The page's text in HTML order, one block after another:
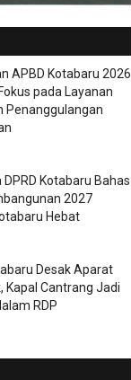
APBD Kotabaru 2026
pada Layanan
Penanggulangan
DPRD Kotabaru Bahas
2027
Hebat
Desak Aparat
Kapal Cantrang Jadi
RDP